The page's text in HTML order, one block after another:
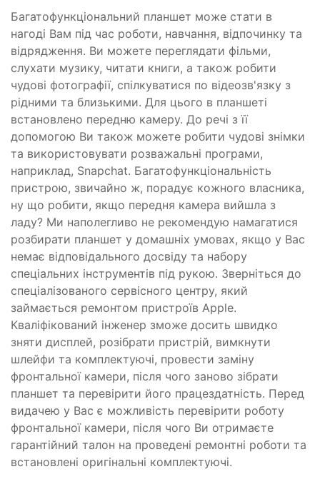
Багатофункціональний планшет може стати в
нагоді Вам під час роботи, навчання, відпочинку та
відрядження. Ви можете переглядати фільми,
слухати музику, читати книги, а також робити
чудові фотографії, спілкуватися по відеозв'язку з
рідними та близькими. Для цього в планшеті
встановлено передню камеру. До речі з її
допомогою Ви також можете робити чудові знімки
та використовувати розважальні програми,
наприклад, Snapchat. Багатофункціональність
пристрою, звичайно ж, порадує кожного власника,
ну що робити, якщо передня камера вийшла з
ладу? Ми наполегливо не рекомендую намагатися
розбирати планшет у домашніх умовах, якщо у Вас
немає відповідального досвіду та набору
спеціальних інструментів під рукою. Зверніться до
спеціалізованого сервісного центру, який
займається ремонтом пристроїв Apple.
Кваліфікований інженер зможе досить швидко
зняти дисплей, розібрати пристрій, вимкнути
шлейфи та комплектуючі, провести заміну
фронтальної камери, після чого заново зібрати
планшет та перевірити його працездатність. Перед
видачею у Вас є можливість перевірити роботу
фронтальної камери, після чого Ви отримаєте
гарантійний талон на проведені ремонтні роботи та
встановлені оригінальні комплектуючі.